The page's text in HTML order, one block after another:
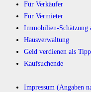
Für Verkäufer
Für Vermieter
Immobilien-Schätzung
Hausverwaltung
Geld verdienen als
Kaufsuchende
Impressum (Angaben